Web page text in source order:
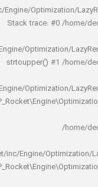
rocket/inc/Engine/
Stack trace:
rocket/inc/Engine/
strtoupper()
rocket/inc/Engine/
rocket/inc/Engine/